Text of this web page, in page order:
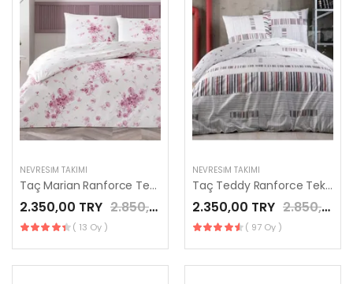
NEVRESIM TAKIMI
Taç Marian Ranforce Tek Kişilik Nevresim Takımı Pembe
2.350,00 TRY 2.850,00 TRY
( 13 Oy )
NEVRESIM TAKIMI
Taç Teddy Ranforce Tek Kişilik Nevresim Takımı Gri
2.350,00 TRY 2.850,00 TRY
( 97 Oy )